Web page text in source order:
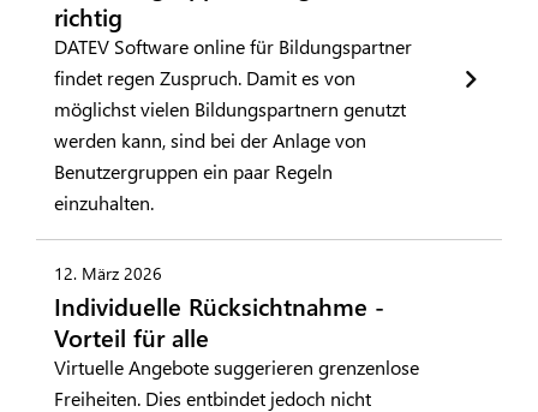
richtig
DATEV Software online für Bildungspartner
findet regen Zuspruch. Damit es von
möglichst vielen Bildungspartnern genutzt
werden kann, sind bei der Anlage von
Benutzergruppen ein paar Regeln
einzuhalten.
12. März 2026
Individuelle Rücksichtnahme -
Vorteil für alle
Virtuelle Angebote suggerieren grenzenlose
Freiheiten. Dies entbindet jedoch nicht